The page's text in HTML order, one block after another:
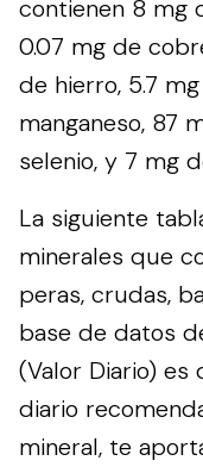
contienen 8 mg
0.07 mg de
de hierro, 5.7
manganeso, 87
selenio, y 7 mg
La siguiente
minerales que
peras, crudas,
base de datos
(Valor Diario)
diario
mineral, te